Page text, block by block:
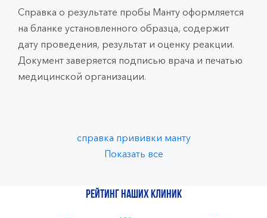
Справка о результате пробы Манту оформляется
на бланке установленного образца, содержит
дату проведения, результат и оценку реакции.
Документ заверяется подписью врача и печатью
медицинской организации.
справка прививки манту
Показать все
Рейтинг наших клиник